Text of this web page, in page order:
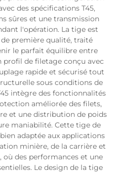
des spécifications T45,
sûres et une transmission
l'opération. La tige est
première qualité, traité
le parfait équilibre entre
profil de filetage conçu avec
rapide et sécurisé tout
sous conditions de
intègre des fonctionnalités
améliorée des filets,
et une distribution de poids
maniabilité. Cette tige de
adaptée aux applications
minière, de la carrière et
des performances et une
Le design de la tige